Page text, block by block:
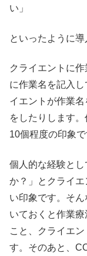
い」
といったように導
クライエントに
に作業名を記入
イエントが作業
をしたりします
10個程度の印象で
個人的な経験と
か？」とクライ
い印象です。そ
いておくと作業
こと、クライエ
す。そのあと、